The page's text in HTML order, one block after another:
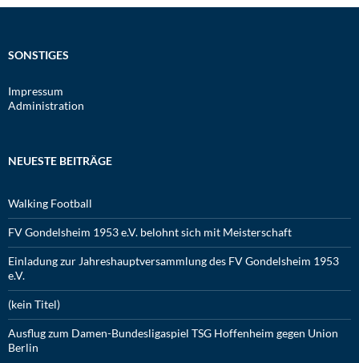
SONSTIGES
Impressum
Administration
NEUESTE BEITRÄGE
Walking Football
FV Gondelsheim 1953 e.V. belohnt sich mit Meisterschaft
Einladung zur Jahreshauptversammlung des FV Gondelsheim 1953
e.V.
(kein Titel)
Ausflug zum Damen-Bundesligaspiel TSG Hoffenheim gegen Union
Berlin